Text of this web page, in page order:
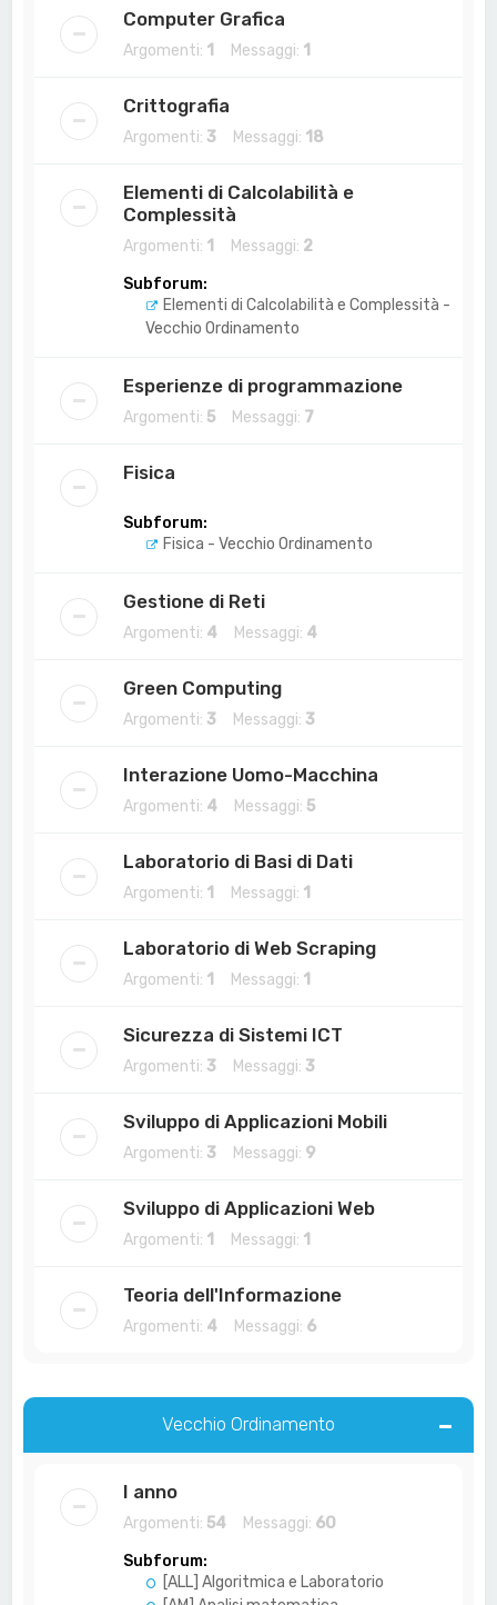
Computer Grafica
Argomenti: 1 Messaggi: 1
Crittografia
Argomenti: 3 Messaggi: 18
Elementi di Calcolabilità e
Complessità
Argomenti: 1 Messaggi: 2
Subforum:
Elementi di Calcolabilità e Complessità -
Vecchio Ordinamento
Esperienze di programmazione
Argomenti: 5 Messaggi: 7
Fisica
Subforum:
Fisica - Vecchio Ordinamento
Gestione di Reti
Argomenti: 4 Messaggi: 4
Green Computing
Argomenti: 3 Messaggi: 3
Interazione Uomo-Macchina
Argomenti: 4 Messaggi: 5
Laboratorio di Basi di Dati
Argomenti: 1 Messaggi: 1
Laboratorio di Web Scraping
Argomenti: 1 Messaggi: 1
Sicurezza di Sistemi ICT
Argomenti: 3 Messaggi: 3
Sviluppo di Applicazioni Mobili
Argomenti: 3 Messaggi: 9
Sviluppo di Applicazioni Web
Argomenti: 1 Messaggi: 1
Teoria dell'Informazione
Argomenti: 4 Messaggi: 6
Vecchio Ordinamento
I anno
Argomenti: 54 Messaggi: 60
Subforum:
[ALL] Algoritmica e Laboratorio